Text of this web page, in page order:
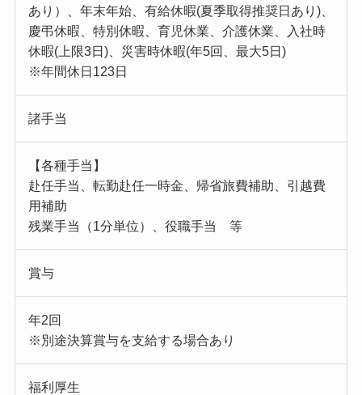
あり）、年末年始、有給休暇(夏季取得推奨日あり)、
慶弔休暇、特別休暇、育児休業、介護休業、入社時
休暇(上限3日)、災害時休暇(年5回、最大5日)
※年間休日123日
諸手当
【各種手当】
赴任手当、転勤赴任一時金、帰省旅費補助、引越費
用補助
残業手当（1分単位）、役職手当 等
賞与
年2回
※別途決算賞与を支給する場合あり
福利厚生